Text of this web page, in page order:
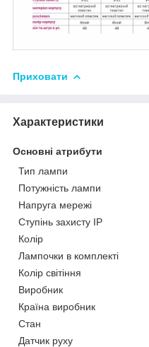
Приховати
Характеристики
Основні атрибути
Тип лампи
Потужність лампи
Напруга мережі
Ступінь захисту IP
Колір
Лампочки в комплекті
Колір світіння
Виробник
Країна виробник
Стан
Датчик руху